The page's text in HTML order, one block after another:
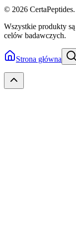
© 2026
Wszystkie produkty
celów badawczych.
Strona główna